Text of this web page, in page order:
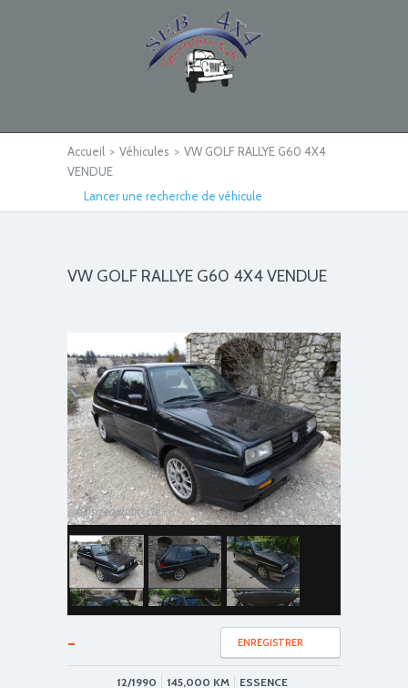
Accueil > Véhicules > VW GOLF RALLYE G60 4X4
VENDUE
Lancer une recherche de véhicule
VW GOLF RALLYE G60 4X4 VENDUE
fullsizeoutput_c1e
- ENREGISTRER
12/1990 145,000 KM ESSENCE